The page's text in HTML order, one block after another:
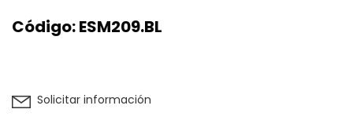
Código:ESM209.BL
Solicitar información